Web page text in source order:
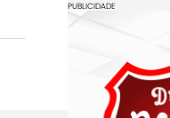
PUBLICIDADE